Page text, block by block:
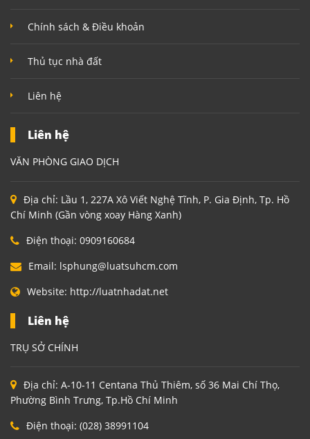
Chính sách & Điều khoản
Thủ tục nhà đất
Liên hệ
Liên hệ
VĂN PHÒNG GIAO DỊCH
Địa chỉ: Lầu 1, 227A Xô Viết Nghệ Tĩnh, P. Gia Định, Tp. Hồ
Chí Minh (Gần vòng xoay Hàng Xanh)
Điện thoại: 0909160684
Email: lsphung@luatsuhcm.com
Website: http://luatnhadat.net
Liên hệ
TRỤ SỞ CHÍNH
Địa chỉ: A-10-11 Centana Thủ Thiêm, số 36 Mai Chí Thọ,
Phường Bình Trưng, Tp.Hồ Chí Minh
Điện thoại: (028) 38991104